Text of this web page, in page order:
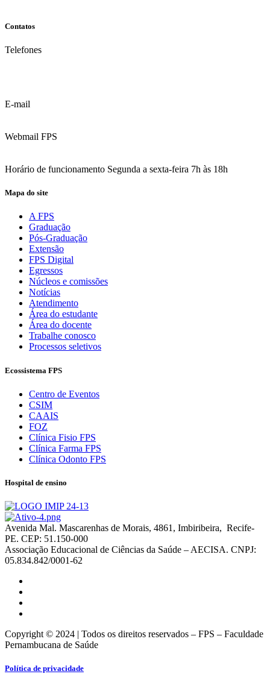
Contatos
Telefones
E-mail
Webmail FPS
Horário de funcionamento Segunda a sexta-feira 7h às 18h
Mapa do site
A FPS
Graduação
Pós-Graduação
Extensão
FPS Digital
Egressos
Núcleos e comissões
Notícias
Atendimento
Área do estudante
Área do docente
Trabalhe conosco
Processos seletivos
Ecossistema FPS
Centro de Eventos
CSIM
CAAIS
FOZ
Clínica Fisio FPS
Clínica Farma FPS
Clínica Odonto FPS
Hospital de ensino
Avenida Mal. Mascarenhas de Morais, 4861, Imbiribeira, Recife-
PE. CEP: 51.150-000
Associação Educacional de Ciências da Saúde – AECISA. CNPJ:
05.834.842/0001-62
Copyright © 2024 | Todos os direitos reservados – FPS – Faculdade
Pernambucana de Saúde
Política de privacidade